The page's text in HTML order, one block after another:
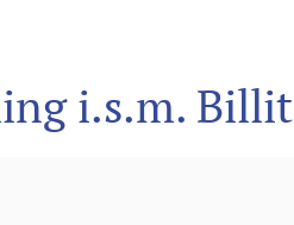
i.s.m. Billit